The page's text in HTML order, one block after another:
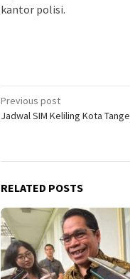
kantor polisi.
Post
navigation
Previous post
Jadwal SIM Keliling Kota
RELATED POSTS